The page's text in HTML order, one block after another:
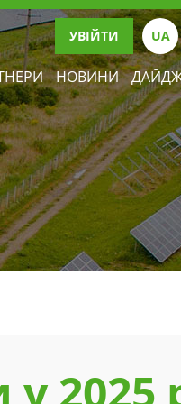
НОВИНИ
УВІЙТИ UА
2025